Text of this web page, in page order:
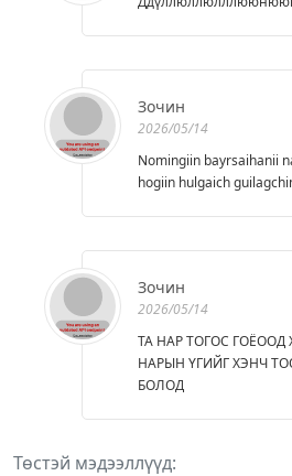
Зочин
2026/05/14
Nomingiin bayrsaihanii
hogiin hulgaich
Зочин
2026/05/14
ТА НАР ТОГОС
НАРЫН ҮГИЙГ ХЭНЧ
БОЛОД
Төстэй мэдээллүүд: